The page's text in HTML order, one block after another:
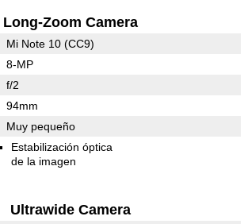
Long-Zoom Camera
Mi Note 10 (CC9)
8-MP
f/2
94mm
Muy pequeño
Estabilización óptica
de la imagen
Ultrawide Camera